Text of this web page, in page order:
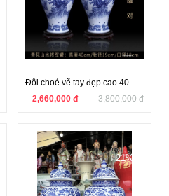
Đôi choé vẽ tay đẹp cao 40
2,660,000 đ
3,800,000 đ
21%